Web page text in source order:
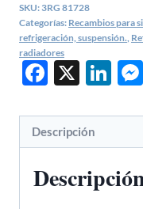
Seat,
Skoda,
Volkswagen
–
81728
cantidad
SKU: 3RG 81728
Categorías: Recambios para
refrigeración, suspensión.
radiadores
X
Descripción